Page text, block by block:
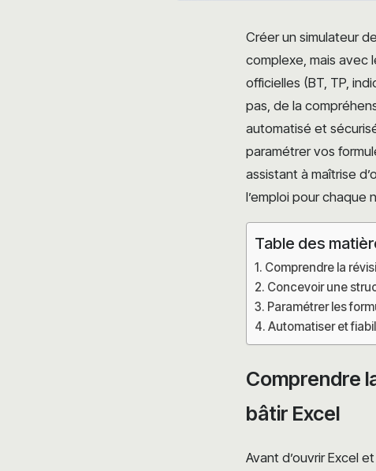
Créer un simulateur
complexe, mais avec
officielles (BT, TP,
pas, de la
automatisé et
paramétrer vos
assistant à maîtrise
l’emploi pour chaque
Table des
Comprendre la
Concevoir une
Paramétrer les
Automatiser et
Comprendre
bâtir Excel
Avant d’ouvrir Excel